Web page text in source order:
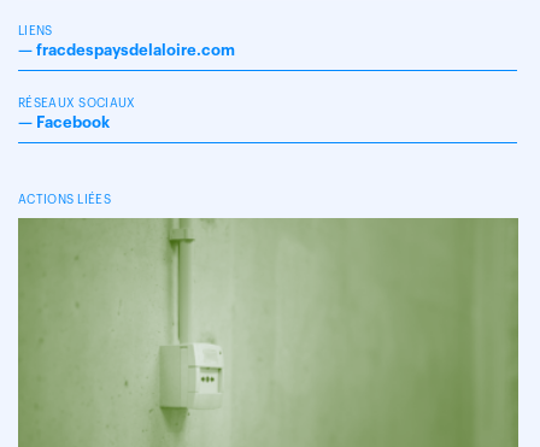
LIENS
— fracdespaysdelaloire.com
RÉSEAUX SOCIAUX
— Facebook
ACTIONS LIÉES